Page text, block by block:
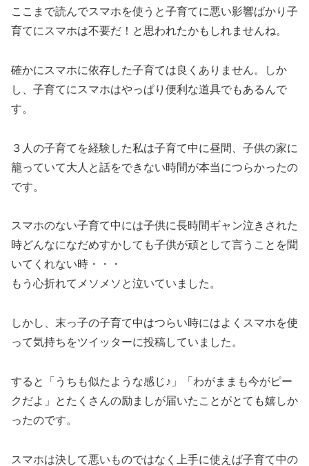
ここまで読んでスマホを使うと子育てに悪い影響ばかり子
育てにスマホは不要だ！と思われたかもしれませんね。
確かにスマホに依存した子育ては良くありません。しか
し、子育てにスマホはやっぱり便利な道具でもあるんで
す。
３人の子育てを経験した私は子育て中に昼間、子供の家に
籠っていて大人と話をできない時間が本当につらかったの
です。
スマホのない子育て中には子供に長時間ギャン泣きされた
時どんなになだめすかしても子供が頑として言うことを聞
いてくれない時・・・
もう心折れてメソメソと泣いていました。
しかし、末っ子の子育て中はつらい時にはよくスマホを使
って気持ちをツイッターに投稿していました。
すると「うちも似たような感じ♪」「わがままも今がピー
クだよ」とたくさんの励ましが届いたことがとても嬉しか
ったのです。
スマホは決して悪いものではなく上手に使えば子育て中の